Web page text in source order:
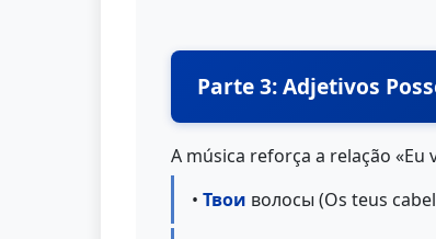
Parte 3: Adjetivos
A música reforça a relação «Eu
• Твои волосы (Os teus